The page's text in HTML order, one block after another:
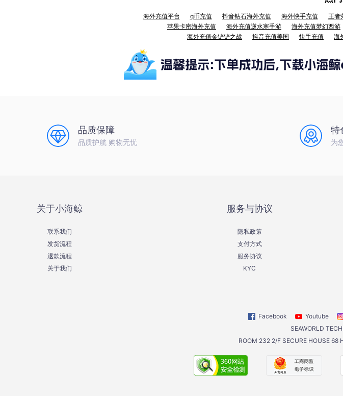
海外充值平台 q币充值 抖音钻石海外充值 海外快手充值 王者
苹果卡密海外充值
海外充值逆水寒手游 海外充值梦幻西游
海外充值金铲铲之战
抖音充值美国 快手充值 海
品质保障
品质护航 购物无忧
特
为
关于小海鲸
联系我们
发货流程
退款流程
关于我们
服务与协议
隐私政策
支付方式
服务协议
KYC
Facebook Youtube
SEAWORLD
ROOM 232 2/F SECURE HOUSE 68